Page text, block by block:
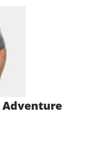
Adventure